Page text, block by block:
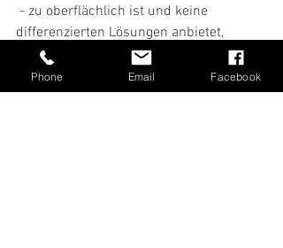
differenzierten Lösungen anbietet,
welche die Landwirtschaft aber
dringend benötigt.
Phone Email Facebook